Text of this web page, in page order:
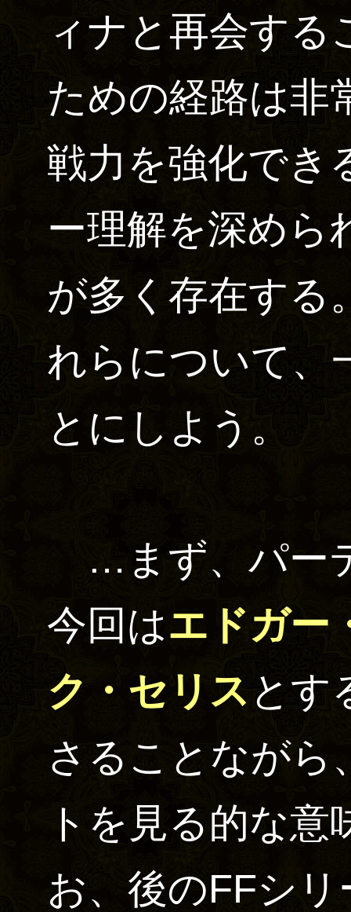
ィナと再会する
ための経路は非
戦力を強化でき
ー理解を深めら
が多く存在する
れらについて、
とにしよう。
…まず、パー
今回はエドガー
ク・セリス とす
さることながら
トを見る的な
お、後のFFシ